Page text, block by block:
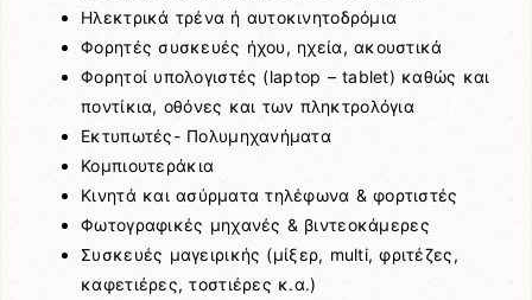
Ηλεκτρικά τρένα ή αυτοκινητοδρόμια
Φορητές συσκευές ήχου, ηχεία, ακουστικά
Φορητοί υπολογιστές (laptop – tablet) καθώς και
ποντίκια, οθόνες και των πληκτρολόγια
Εκτυπωτές- Πολυμηχανήματα
Koμπιουτεράκια
Κινητά και ασύρματα τηλέφωνα & φορτιστές
Φωτογραφικές μηχανές & βιντεοκάμερες
Συσκευές μαγειρικής (μίξερ, multi, φριτέζες,
καφετιέρες, τοστιέρες κ.α.)